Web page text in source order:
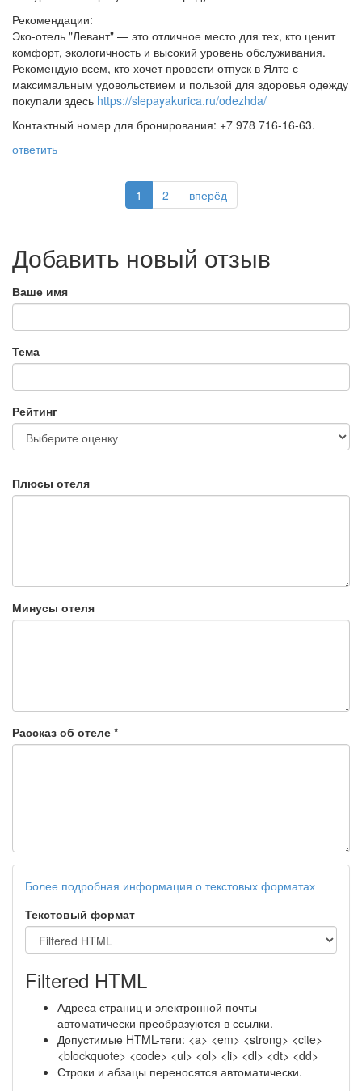
Рекомендации:
Эко-отель "Левант" — это отличное место для тех, кто ценит
комфорт, экологичность и высокий уровень обслуживания.
Рекомендую всем, кто хочет провести отпуск в Ялте с
максимальным удовольствием и пользой для здоровья одежду
покупали здесь https://slepayakurica.ru/odezhda/
Контактный номер для бронирования: +7 978 716-16-63.
ответить
1 2 вперёд
Добавить новый отзыв
Ваше имя
Тема
Рейтинг
Плюсы отеля
Минусы отеля
Рассказ об отеле *
Более подробная информация о текстовых форматах
Текстовый формат
Filtered HTML
Адреса страниц и электронной почты
автоматически преобразуются в ссылки.
Допустимые HTML-теги: <a> <em> <strong> <cite>
<blockquote> <code> <ul> <ol> <li> <dl> <dt> <dd>
Строки и абзацы переносятся автоматически.